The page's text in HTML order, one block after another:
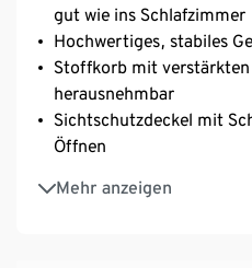
gut wie ins Schlafzimmer
Hochwertiges, stabiles
Stoffkorb mit
herausnehmbar
Sichtschutzdeckel mit
Öffnen
Mehr anzeigen
Herausnehmbarer Boden
Mit Tragegriffen –